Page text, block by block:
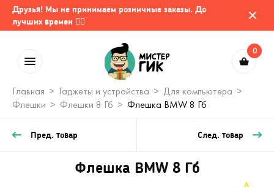
Друзья! Мы не принимаем розничные заказы. До
лучших времен 🤷‍♂️
0
Главная Гаджеты и устройства
Для компьютера
Флешки
Флешки 8 Гб Флешка BMW 8 Гб
Пред. товар След. товар
Флешка BMW 8 Гб